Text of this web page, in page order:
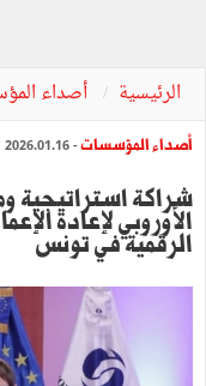
الرئيسية أصداء
أصداء المؤسسات- 2026.01.16
شراكة استراتيجية
الأوروبي لإعادة
الرقمية في تونس